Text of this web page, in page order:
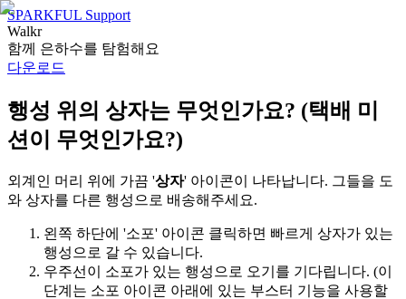
SPARKFUL Support
Walkr
함께 은하수를 탐험해요
다운로드
행성 위의 상자는 무엇인가요? (택배 미
션이 무엇인가요?)
외계인 머리 위에 가끔 '상자' 아이콘이 나타납니다. 그들을 도
와 상자를 다른 행성으로 배송해주세요.
왼쪽 하단에 '소포' 아이콘 클릭하면 빠르게 상자가 있는
행성으로 갈 수 있습니다.
우주선이 소포가 있는 행성으로 오기를 기다립니다. (이
단계는 소포 아이콘 아래에 있는 부스터 기능을 사용할